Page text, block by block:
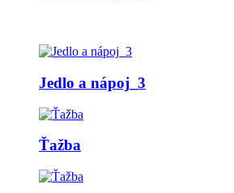
Jedlo a nápoj_3
Ťažba